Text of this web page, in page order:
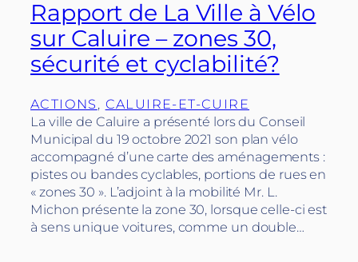
Rapport de La Ville à Vélo
sur Caluire – zones 30,
sécurité et cyclabilité?
ACTIONS , CALUIRE-ET-CUIRE
La ville de Caluire a présenté lors du Conseil
Municipal du 19 octobre 2021 son plan vélo
accompagné d’une carte des aménagements :
pistes ou bandes cyclables, portions de rues en
« zones 30 ». L’adjoint à la mobilité Mr. L.
Michon présente la zone 30, lorsque celle-ci est
à sens unique voitures, comme un double…